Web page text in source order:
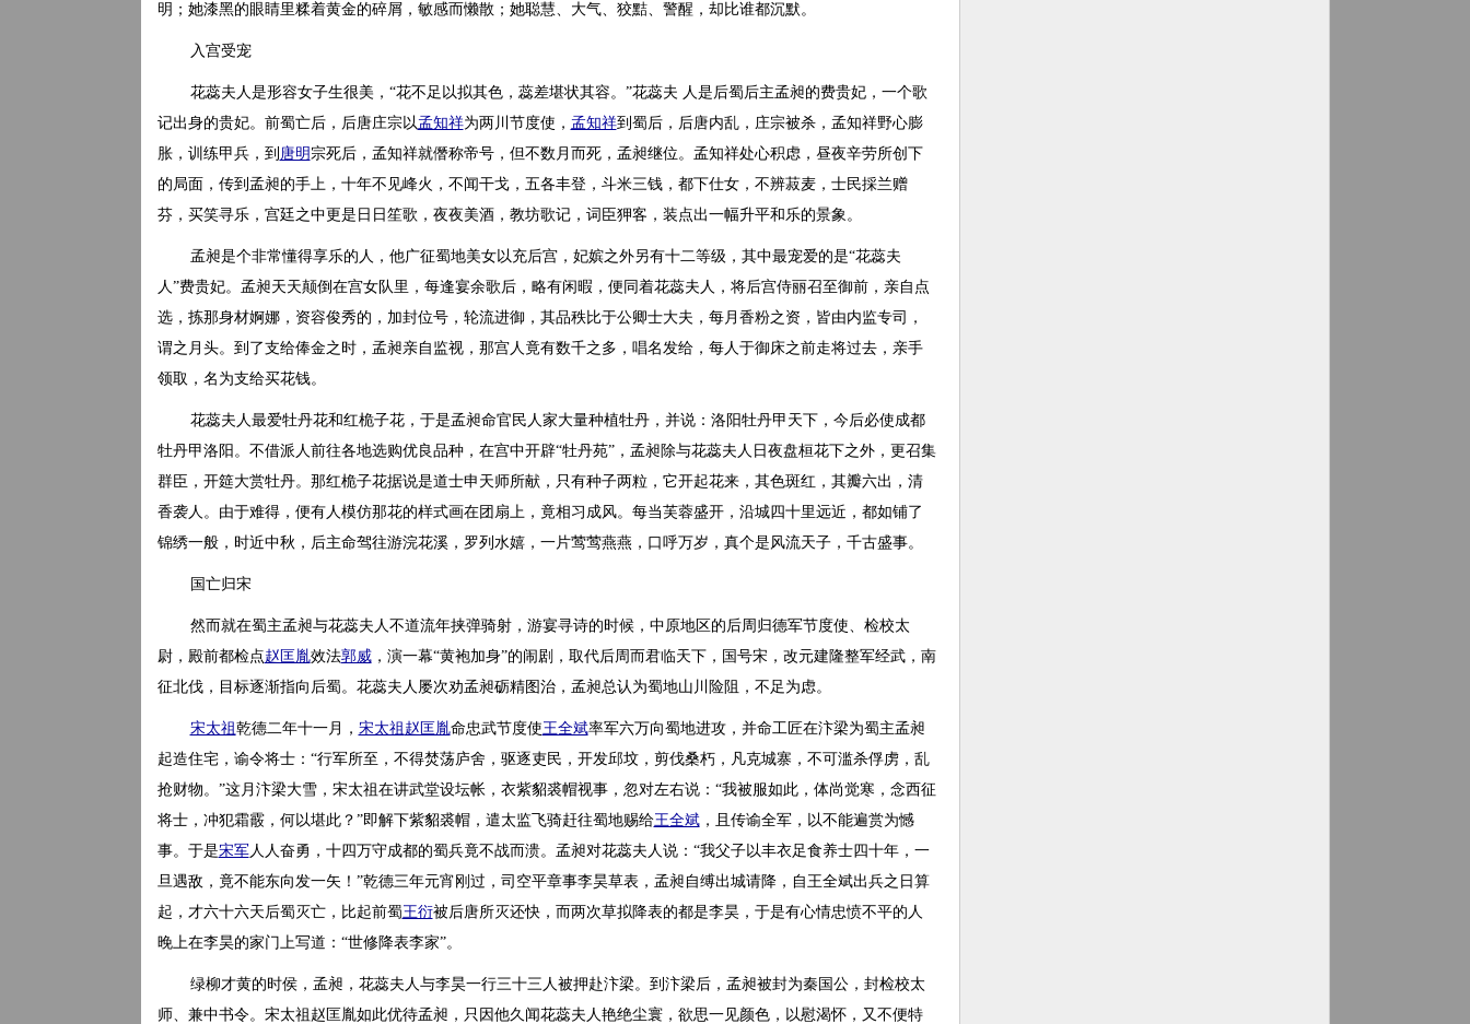
明；她漆黑的眼睛里糅着黄金的碎屑，敏感而懒散；她聪慧、大气、狡黠、警醒，却比谁都沉默。
入宫受宠
花蕊夫人是形容女子生很美，“花不足以拟其色，蕊差堪状其容。”花蕊夫 人是后蜀后主孟昶的费贵妃，一个歌
记出身的贵妃。前蜀亡后，后唐庄宗以孟知祥为两川节度使， 孟知祥到蜀后，后唐内乱，庄宗被杀，孟知祥野心膨
胀，训练甲兵，到 唐明宗死后，孟知祥就僭称帝号，但不数月而死，孟昶继位。孟知祥处心积虑，昼夜辛劳所创下
的局面，传到孟昶的手上，十年不见峰火，不闻干戈，五各丰登，斗米三钱，都下仕女，不辨菽麦，士民採兰赠
芬，买笑寻乐，宫廷之中更是日日笙歌，夜夜美酒，教坊歌记，词臣狎客，装点出一幅升平和乐的景象。
孟昶是个非常懂得享乐的人，他广征蜀地美女以充后宫，妃嫔之外另有十二等级，其中最宠爱的是“花蕊夫
人”费贵妃。孟昶天天颠倒在宫女队里，每逢宴余歌后，略有闲暇，便同着花蕊夫人，将后宫侍丽召至御前，亲自点
选，拣那身材婀娜，资容俊秀的，加封位号，轮流进御，其品秩比于公卿士大夫，每月香粉之资，皆由内监专司，
谓之月头。到了支给俸金之时，孟昶亲自监视，那宫人竟有数千之多，唱名发给，每人于御床之前走将过去，亲手
领取，名为支给买花钱。
花蕊夫人最爱牡丹花和红桅子花，于是孟昶命官民人家大量种植牡丹，并说：洛阳牡丹甲天下，今后必使成都
牡丹甲洛阳。不借派人前往各地选购优良品种，在宫中开辟“牡丹苑”，孟昶除与花蕊夫人日夜盘桓花下之外，更召集
群臣，开筵大赏牡丹。那红桅子花据说是道士申天师所献，只有种子两粒，它开起花来，其色斑红，其瓣六出，清
香袭人。由于难得，便有人模仿那花的样式画在团扇上，竟相习成风。每当芙蓉盛开，沿城四十里远近，都如铺了
锦绣一般，时近中秋，后主命驾往游浣花溪，罗列水嬉，一片莺莺燕燕，口呼万岁，真个是风流天子，千古盛事。
国亡归宋
然而就在蜀主孟昶与花蕊夫人不道流年挟弹骑射，游宴寻诗的时候，中原地区的后周归德军节度使、检校太
尉，殿前都检点赵匡胤效法郭威，演一幕“黄袍加身”的闹剧，取代后周而君临天下，国号宋，改元建隆整军经武，南
征北伐，目标逐渐指向后蜀。花蕊夫人屡次劝孟昶砺精图治，孟昶总认为蜀地山川险阻，不足为虑。
宋太祖 乾德二年十一月， 宋太祖 赵匡胤命忠武节度使王全斌率军六万向蜀地进攻，并命工匠在汴梁为蜀主孟昶
起造住宅，谕令将士：“行军所至，不得焚荡庐舍，驱逐吏民，开发邱坟，剪伐桑朽，凡克城寨，不可滥杀俘虏，乱
抢财物。”这月汴梁大雪，宋太祖在讲武堂设坛帐，衣紫貂裘帽视事，忽对左右说：“我被服如此，体尚觉寒，念西征
将士，冲犯霜霰，何以堪此？”即解下紫貂裘帽，遣太监飞骑赶往蜀地赐给王全斌，且传谕全军，以不能遍赏为憾
事。于是宋军人人奋勇，十四万守成都的蜀兵竟不战而溃。孟昶对花蕊夫人说：“我父子以丰衣足食养士四十年，一
旦遇敌，竟不能东向发一矢！”乾德三年元宵刚过，司空平章事李昊草表，孟昶自缚出城请降，自王全斌出兵之日算
起，才六十六天后蜀灭亡，比起前蜀王衍被后唐所灭还快，而两次草拟降表的都是李昊，于是有心情忠愤不平的人
晚上在李昊的家门上写道：“世修降表李家”。
绿柳才黄的时侯，孟昶，花蕊夫人与李昊一行三十三人被押赴汴梁。到汴梁后，孟昶被封为秦国公，封检校太
师、兼中书令。宋太祖赵匡胤如此优待孟昶，只因他久闻花蕊夫人艳绝尘寰，欲思一见颜色，以慰渴怀，又不便特